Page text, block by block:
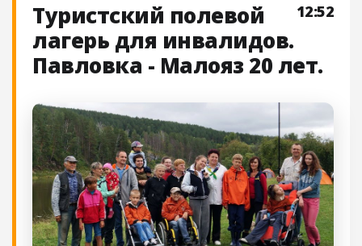
12:52
Туристский полевой
лагерь для инвалидов.
Павловка - Малояз 20 лет.